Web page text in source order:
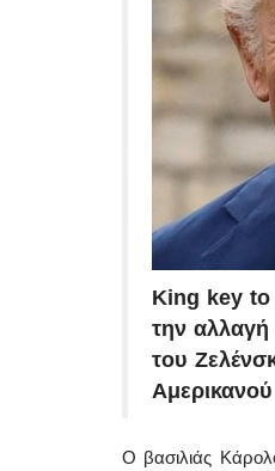
King key to
την
του
Ο βασιλιάς